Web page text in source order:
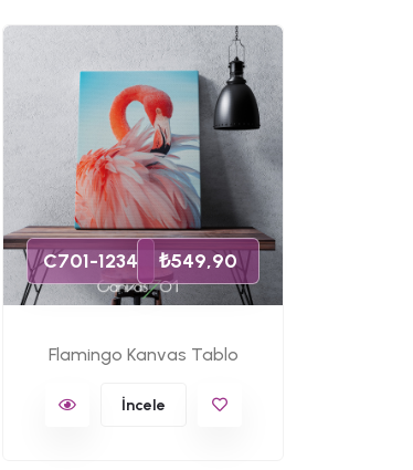
C701-1234 ₺549,90
Flamingo Kanvas Tablo
İncele